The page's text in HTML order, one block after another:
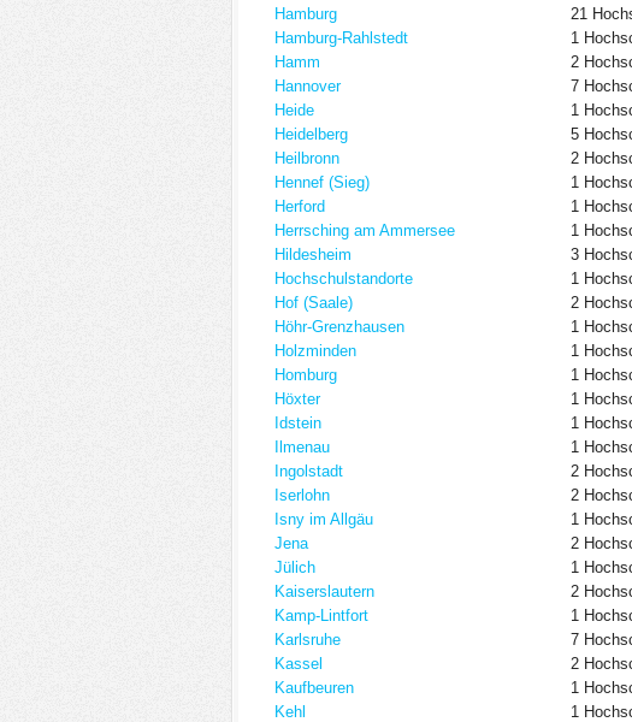
Hamburg
21
Hamburg-Rahlstedt
1
Hamm
2
Hannover
7
Heide
1
Heidelberg
5
Heilbronn
2
Hennef (Sieg)
1
Herford
1
Herrsching am Ammersee
1
Hildesheim
3
Hochschulstandorte
1
Hof (Saale)
2
Höhr-Grenzhausen
1
Holzminden
1
Homburg
1
Höxter
1
Idstein
1
Ilmenau
1
Ingolstadt
2
Iserlohn
2
Isny im Allgäu
1
Jena
2
Jülich
1
Kaiserslautern
2
Kamp-Lintfort
1
Karlsruhe
7
Kassel
2
Kaufbeuren
1
Kehl
1